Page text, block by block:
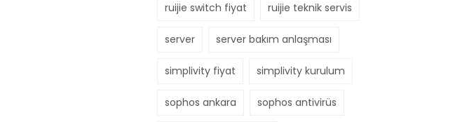
ruijie switch fiyat ruijie teknik servis
server server bakım anlaşması
simplivity fiyat simplivity kurulum
sophos ankara sophos antivirüs